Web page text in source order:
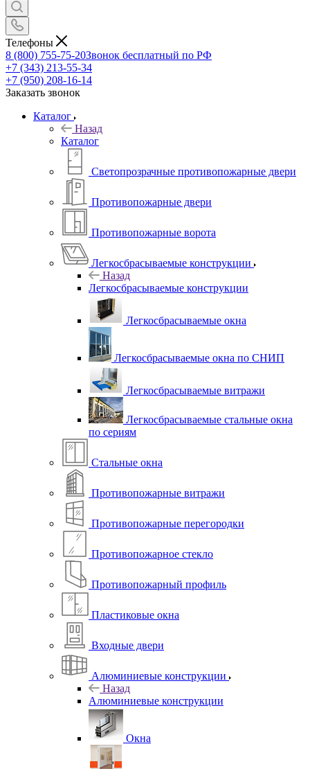
Телефоны
8 (800) 755-75-20Звонок бесплатный по РФ
+7 (343) 213-55-34
+7 (950) 208-16-14
Заказать звонок
Каталог
Назад
Каталог
Светопрозрачные противопожарные двери
Противопожарные двери
Противопожарные ворота
Легкосбрасываемые конструкции
Назад
Легкосбрасываемые конструкции
Легкосбрасываемые окна
Легкосбрасываемые окна по СНИП
Легкосбрасываемые витражи
Легкосбрасываемые стальные окна
по сериям
Стальные окна
Противопожарные витражи
Противопожарные перегородки
Противопожарное стекло
Противопожарный профиль
Пластиковые окна
Входные двери
Алюминиевые конструкции
Назад
Алюминиевые конструкции
Окна